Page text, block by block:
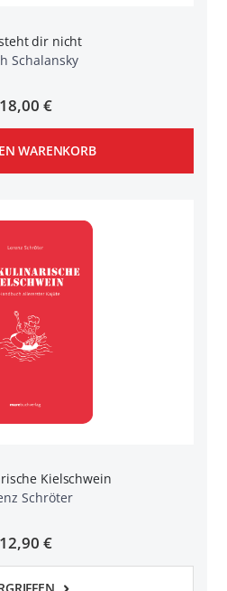
dir nicht
Schalansky
18,00 €
WARENKORB
Kielschwein
Schröter
12,90 €